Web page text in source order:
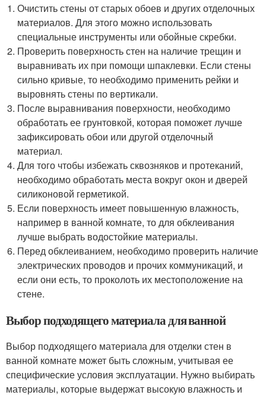
Очистить стены от старых обоев и других отделочных
материалов. Для этого можно использовать
специальные инструменты или обойные скребки.
Проверить поверхность стен на наличие трещин и
выравнивать их при помощи шпаклевки. Если стены
сильно кривые, то необходимо применить рейки и
выровнять стены по вертикали.
После выравнивания поверхности, необходимо
обработать ее грунтовкой, которая поможет лучше
зафиксировать обои или другой отделочный
материал.
Для того чтобы избежать сквозняков и протеканий,
необходимо обработать места вокруг окон и дверей
силиконовой герметикой.
Если поверхность имеет повышенную влажность,
например в ванной комнате, то для обклеивания
лучше выбрать водостойкие материалы.
Перед обклеиванием, необходимо проверить наличие
электрических проводов и прочих коммуникаций, и
если они есть, то проколоть их местоположение на
стене.
Выбор подходящего материала для ванной
Выбор подходящего материала для отделки стен в
ванной комнате может быть сложным, учитывая ее
специфические условия эксплуатации. Нужно выбирать
материалы, которые выдержат высокую влажность и